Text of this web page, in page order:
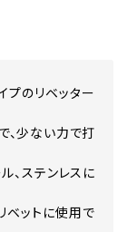
プのリベッター
、少ない力で打
、ステンレスに
ットに使用で